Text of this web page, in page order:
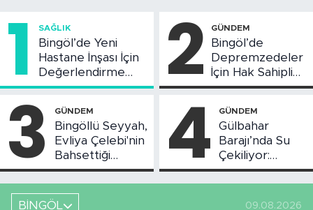
1 SAĞLIK
Bingöl’de Yeni
Hastane İnşası İçin
Değerlendirme
Toplantısı Yapıldı
2 GÜNDEM
Bingöl’de
Depremzedeler
İçin Hak Sahipliği
Askı Süreci
3 GÜNDEM
Bingöllü Seyyah,
Evliya Çelebi'nin
Bahsettiği
Bingöl'deki O
Yeri Görüntüledi
4 GÜNDEM
Gülbahar
Barajı’nda Su
Çekiliyor:
Piknikçi Sayısı
Azaldı
BİNGÖL
09.08.2026